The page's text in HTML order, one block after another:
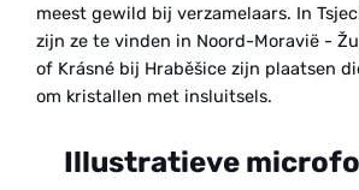
meest gewild bij verzamelaars. In
zijn ze te vinden in Noord-Moravië -
of Krásné bij Hraběšice zijn plaatsen
om kristallen met insluitsels.
Illustratieve